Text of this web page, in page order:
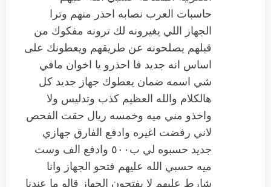
حاسبات العرب نصابه احذر منهم وترا
الجهاز اللي يغيرونه لك ترونه مفكوك من
قبلهم يصلحونه عن طريقهم ويعطونك على
اساس انه جديد فا احذرو يا اخوان مافي
شي اسمه ضمان يعطوك جهاز جديد كل
هالكلام والله العظيم كذب وتدليس ولا
واخذو مني ميه وخمسه ريال حقت الفحص
لاني رفضت اغيره وادفع الفارق جهازي
جديد حسبوه لي ب٥٠٠ وادفع الف وست
ميه حسبي الله عليهم فتحو الجهاز وانا
شارط عليهم لا يفتحون الجهاز قالو ما عندنا